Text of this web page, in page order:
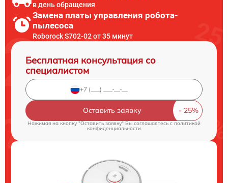
в день обращения
Замена платы управления робота-
пылесоса
Roborock S702-02 от 35 минут
Бесплатная консультация со
специалистом
Оставить заявку
Нажимая на кнопку "Оставить заявку" Вы соглашаетесь cполитикой
конфиденциальности